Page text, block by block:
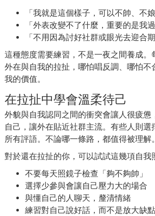
「我就是這個樣子，可以不帥、不
「外表改變不了什麼，重要的是我
「不用因為討好社群或眼光去迎合期
這種態度需要練習，不是一夜之間養成。
外在與自我的拉扯，哪怕唱反調、哪怕不
我的價值。
在拉扯中學會溫柔待己
外貌與自我認同之間的衝突會讓人很疲憊
自己，讓外在貼近社群主流。有些人則選
所有評語。不論哪一條路，都值得被理解。
對於還在拉扯的你，可以試試這幾項自我
不要每天照鏡子檢查「夠不夠帥」
選擇少參與會讓自己壓力大的場合
與懂自己的人聊天，釐清情緒
練習對自己說好話，而不是放大缺點